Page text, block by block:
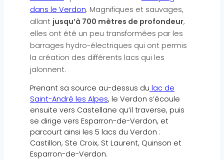
dans le Verdon. Magnifiques et sauvages,
allant jusqu’à 700 mètres de profondeur,
elles ont été un peu transformées par les
barrages hydro-électriques qui ont permis
la création des différents lacs qui les
jalonnent.
Prenant sa source au-dessus du lac de
Saint-André les Alpes, le Verdon s’écoule
ensuite vers Castellane qu’il traverse, puis
se dirige vers Esparron-de-Verdon, et
parcourt ainsi les 5 lacs du Verdon :
Castillon, Ste Croix, St Laurent, Quinson et
Esparron-de-Verdon.